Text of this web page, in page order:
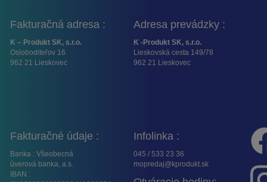
Fakturačná adresa :
K – Produkt SK, s.r.o.
Osloboditeľov 16
962 21 Lieskovec
Adresa prevádzky :
K -Produkt SK, s.r.o.
Lieskovská cesta 149/78
962 21 Lieskovec
Fakturačné údaje :
Banka : Všeobecná
úverová banka, a.s.
IBAN :
Infolinka :
045 / 533 23 36
mopredaj@kprodukt.sk